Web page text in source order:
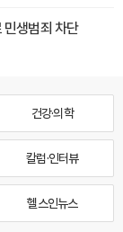
민생범죄 차단
건강·의학
칼럼·인터뷰
헬스인뉴스